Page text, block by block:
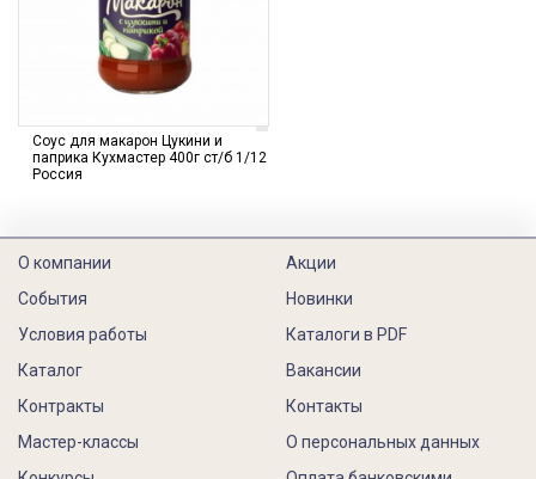
Соус для макарон Цукини и
паприка Кухмастер 400г ст/б 1/12
Россия
О компании
События
Условия работы
Каталог
Контракты
Акции
Новинки
Каталоги в PDF
Вакансии
Контакты
Мастер-классы
О персональных данных